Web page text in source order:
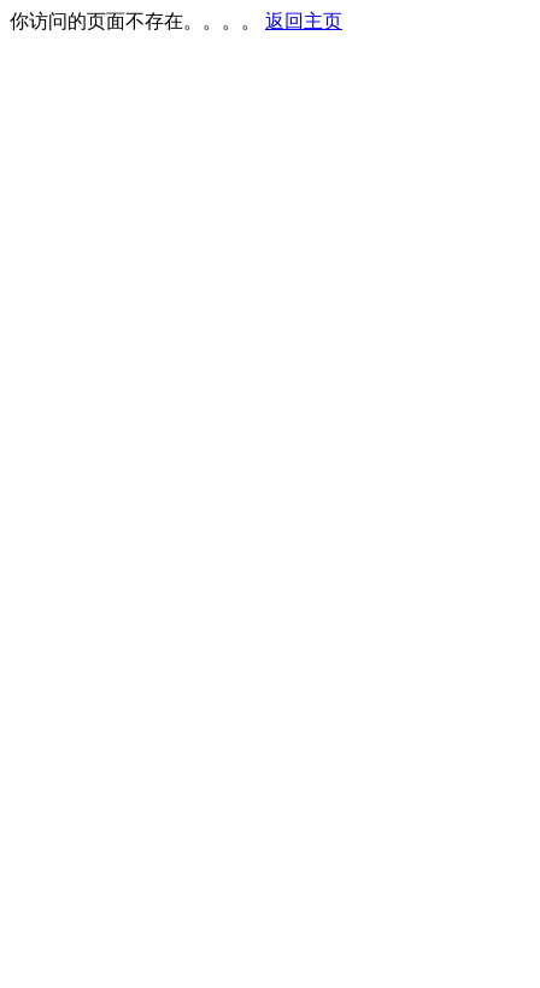
你访问的页面不存在。。。。 返回主页